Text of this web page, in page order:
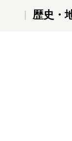
歴史・